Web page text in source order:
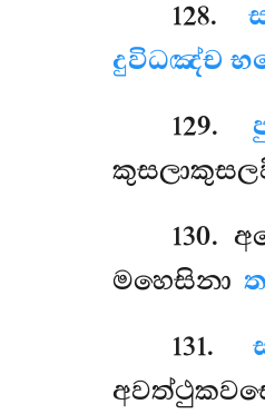
128.
දුවිධඤ්ච
129.
130.
මහෙසිනා
131.